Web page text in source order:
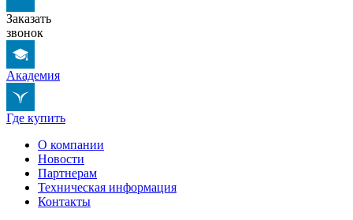
Заказать
звонок
Академия
Где купить
О компании
Новости
Партнерам
Техническая информация
Контакты